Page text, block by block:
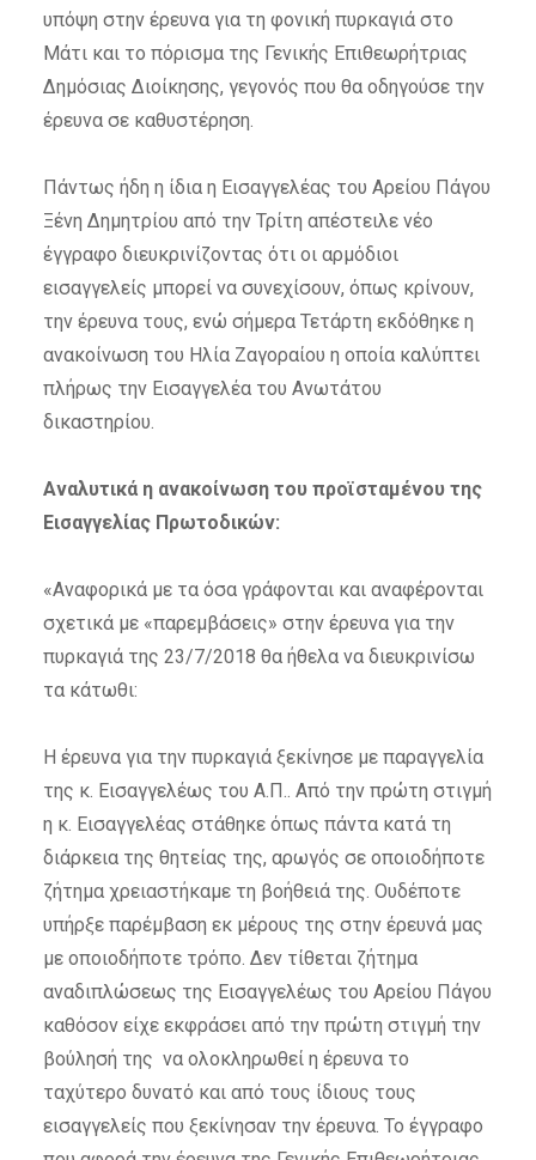
υπόψη στην έρευνα για τη φονική πυρκαγιά στο
Μάτι και το πόρισμα της Γενικής Επιθεωρήτριας
Δημόσιας Διοίκησης, γεγονός που θα οδηγούσε την
έρευνα σε καθυστέρηση.
Πάντως ήδη η ίδια η Εισαγγελέας του Αρείου Πάγου
Ξένη Δημητρίου από την Τρίτη απέστειλε νέο
έγγραφο διευκρινίζοντας ότι οι αρμόδιοι
εισαγγελείς μπορεί να συνεχίσουν, όπως κρίνουν,
την έρευνα τους, ενώ σήμερα Τετάρτη εκδόθηκε η
ανακοίνωση του Ηλία Ζαγοραίου η οποία καλύπτει
πλήρως την Εισαγγελέα του Ανωτάτου
δικαστηρίου.
Αναλυτικά η ανακοίνωση του προϊσταμένου της
Εισαγγελίας Πρωτοδικών:
«Αναφορικά με τα όσα γράφονται και αναφέρονται
σχετικά με «παρεμβάσεις» στην έρευνα για την
πυρκαγιά της 23/7/2018 θα ήθελα να διευκρινίσω
τα κάτωθι:
Η έρευνα για την πυρκαγιά ξεκίνησε με παραγγελία
της κ. Εισαγγελέως του Α.Π.. Από την πρώτη στιγμή
η κ. Εισαγγελέας στάθηκε όπως πάντα κατά τη
διάρκεια της θητείας της, αρωγός σε οποιοδήποτε
ζήτημα χρειαστήκαμε τη βοήθειά της. Ουδέποτε
υπήρξε παρέμβαση εκ μέρους της στην έρευνά μας
με οποιοδήποτε τρόπο. Δεν τίθεται ζήτημα
αναδιπλώσεως της Εισαγγελέως του Αρείου Πάγου
καθόσον είχε εκφράσει από την πρώτη στιγμή την
βούλησή της να ολοκληρωθεί η έρευνα το
ταχύτερο δυνατό και από τους ίδιους τους
εισαγγελείς που ξεκίνησαν την έρευνα. Το έγγραφο